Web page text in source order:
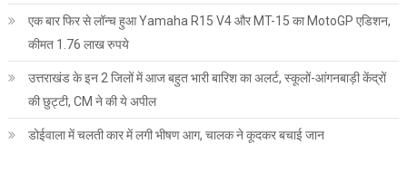
एक बार फिर से लॉन्च हुआ Yamaha R15 V4 और MT-15 का MotoGP एडिशन,
कीमत 1.76 लाख रुपये
उत्तराखंड के इन 2 जिलों में आज बहुत भारी बारिश का अलर्ट, स्कूलों-आंगनबाड़ी केंद्रों
की छुट्टी, CM ने की ये अपील
डोईवाला में चलती कार में लगी भीषण आग, चालक ने कूदकर बचाई जान